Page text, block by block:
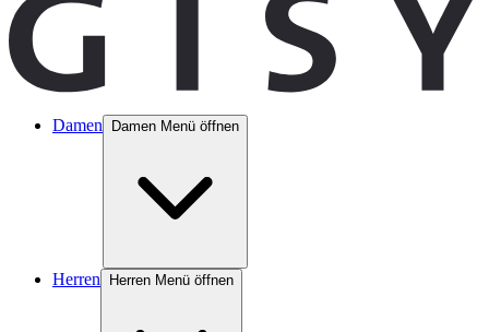
Damen Damen Menü öffnen
Herren Herren Menü öffnen